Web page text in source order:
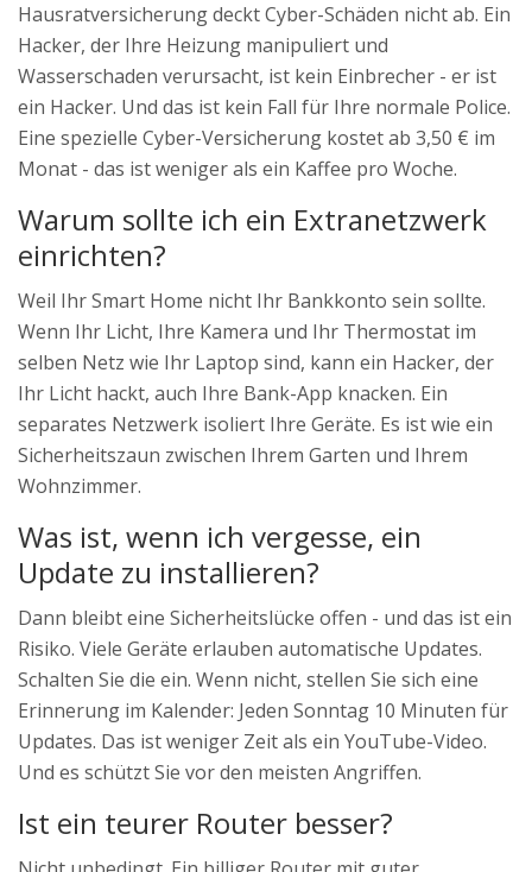
Hausratversicherung deckt Cyber-Schäden nicht ab. Ein
Hacker, der Ihre Heizung manipuliert und
Wasserschaden verursacht, ist kein Einbrecher - er ist
ein Hacker. Und das ist kein Fall für Ihre normale Police.
Eine spezielle Cyber-Versicherung kostet ab 3,50 € im
Monat - das ist weniger als ein Kaffee pro Woche.
Warum sollte ich ein Extranetzwerk
einrichten?
Weil Ihr Smart Home nicht Ihr Bankkonto sein sollte.
Wenn Ihr Licht, Ihre Kamera und Ihr Thermostat im
selben Netz wie Ihr Laptop sind, kann ein Hacker, der
Ihr Licht hackt, auch Ihre Bank-App knacken. Ein
separates Netzwerk isoliert Ihre Geräte. Es ist wie ein
Sicherheitszaun zwischen Ihrem Garten und Ihrem
Wohnzimmer.
Was ist, wenn ich vergesse, ein
Update zu installieren?
Dann bleibt eine Sicherheitslücke offen - und das ist ein
Risiko. Viele Geräte erlauben automatische Updates.
Schalten Sie die ein. Wenn nicht, stellen Sie sich eine
Erinnerung im Kalender: Jeden Sonntag 10 Minuten für
Updates. Das ist weniger Zeit als ein YouTube-Video.
Und es schützt Sie vor den meisten Angriffen.
Ist ein teurer Router besser?